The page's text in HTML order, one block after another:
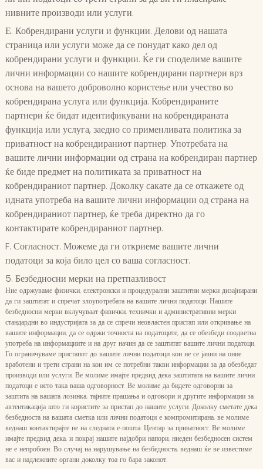
нивните производи или услуги.
Е. Кобрендирани услуги и функции. Делови од нашата
страница или услуги може да се понудат како дел од
кобрендирани услуги и функции. Ќе ги споделиме вашите
лични информации со нашите кобрендирани партнери врз
основа на вашето доброволно користење или учество во
кобрендирана услуга или функција. Кобрендираните
партнери ќе бидат идентификувани на кобрендираната
функција или услуга, заедно со применливата политика за
приватност на кобрендираниот партнер. Употребата на
вашите лични информации од страна на кобрендиран партнер
ќе биде предмет на политиката за приватност на
кобрендираниот партнер. Доколку сакате да се откажете од
идната употреба на вашите лични информации од страна на
кобрендираниот партнер, ќе треба директно да го
контактирате кобрендираниот партнер.
F. Согласност. Можеме да ги откриеме вашите лични
податоци за која било цел со ваша согласност.
5. Безбедносни мерки на претпазливост
Ние одржуваме физички, електронски и процедурални заштитни мерки дизајнирани
да ги заштитат и спречат злоупотребата на вашите лични податоци. Нашите
безбедносни мерки вклучуваат физички, технички и административни мерки
стандардни во индустријата за да се спречи неовластен пристап или откривање на
вашите информации, да се одржи точноста на податоците, да се обезбеди соодветна
употреба на информациите и на друг начин да се заштитат вашите лични податоци.
Го ограничуваме пристапот до вашите лични податоци кои не се јавни на оние
вработени и трети страни на кои им се потребни такви информации за да обезбедат
производи или услуги. Ве молиме имајте предвид дека заштитата на вашите лични
податоци е исто така ваша одговорност. Ве молиме да бидете одговорни за
заштита на вашата лозинка, тајните прашања и одговори и другите информации за
автентикација што ги користите за пристап до нашите услуги. Доколку сметате дека
безбедноста на вашата сметка или лични податоци е компромитирана, ве молиме
веднаш контактирајте не на следната е-пошта: Центар за приватност. Ве молиме
имајте предвид дека, и покрај нашите најдобри напори, ниеден безбедносен систем
не е непробоен. Во случај на нарушување на безбедноста, веднаш ќе ве известиме
вас и надлежните органи доколку тоа го бара законот.